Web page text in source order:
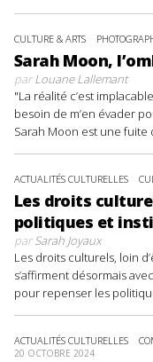
CULTURE & ARTS
Sarah Moon,
parLouane Lallemant
"La réalité c’est
besoin de m’en évader
Sarah Moon est une
ACTUALITÉS CULTURELLES
Les droits
politiques et
parSarah Joyaux
Les droits culturels, loin
s’affirment désormais
pour repenser les
ACTUALITÉS CULTURELLES
20 OCTOBRE 2024